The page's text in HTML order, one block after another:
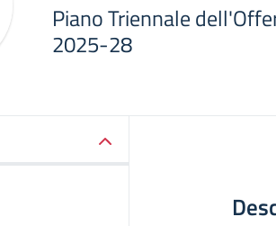
Piano Triennale
2025-28